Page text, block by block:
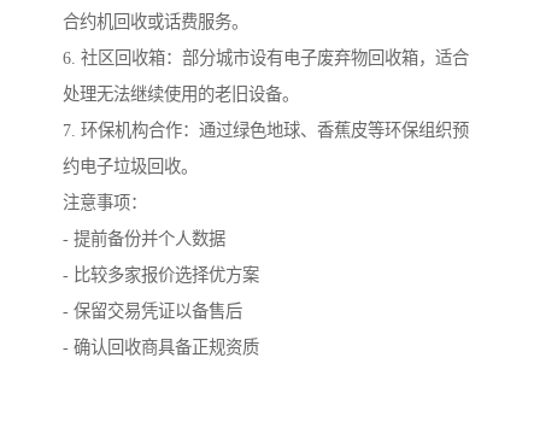
合约机回收或话费服务。
6. 社区回收箱：部分城市设有电子废弃物回收箱，适合
处理无法继续使用的老旧设备。
7. 环保机构合作：通过绿色地球、香蕉皮等环保组织预
约电子垃圾回收。
注意事项：
- 提前备份并个人数据
- 比较多家报价选择优方案
- 保留交易凭证以备售后
- 确认回收商具备正规资质